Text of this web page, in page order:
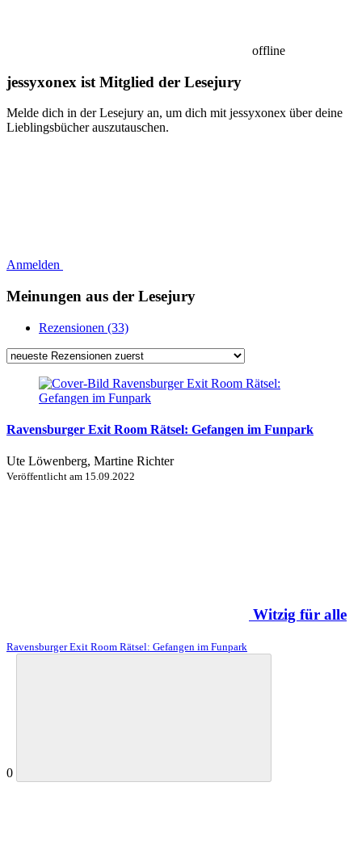
offline
jessyxonex ist Mitglied der Lesejury
Melde dich in der Lesejury an, um dich mit jessyxonex über deine
Lieblingsbücher auszutauschen.
Anmelden
Meinungen aus der Lesejury
Rezensionen (33)
Ravensburger Exit Room Rätsel: Gefangen im Funpark
Ute Löwenberg, Martine Richter
Veröffentlicht am 15.09.2022
Witzig für alle
Ravensburger Exit Room Rätsel: Gefangen im Funpark
0